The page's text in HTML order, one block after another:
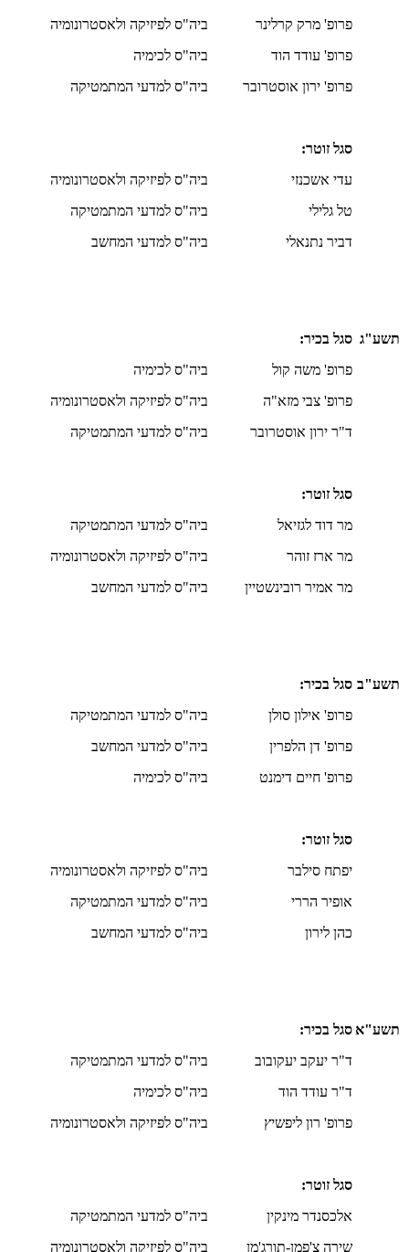
פרופ' מרק קרלינר
פרופ' עודד הוד
פרופ' ירון אוסטרובר
סגל זוטר:
עדי אשכנזי
טל גלילי
דביר נתנאלי
ביה"ס לפיזיקה ולאסטרונומיה
ביה"ס לכימיה
ביה"ס למדעי המתמטיקה
ביה"ס לפיזיקה ולאסטרונומיה
ביה"ס למדעי המתמטיקה
ביה"ס למדעי המחשב
תשע"ג סגל בכיר:
פרופ' משה קול
פרופ' צבי מזא"ה
ד"ר ירון אוסטרובר
סגל זוטר:
מר דוד לגזיאל
מר ארז זוהר
מר אמיר רובינשטיין
ביה"ס לכימיה
ביה"ס לפיזיקה ולאסטרונומיה
ביה"ס למדעי המתמטיקה
ביה"ס למדעי המתמטיקה
ביה"ס לפיזיקה ולאסטרונומיה
ביה"ס למדעי המחשב
תשע"ב סגל בכיר:
פרופ' אילון סולן
פרופ' דן הלפרין
פרופ' חיים דימנט
סגל זוטר:
יפתח סילבר
אופיר הררי
כהן לירון
ביה"ס למדעי המתמטיקה
ביה"ס למדעי המחשב
ביה"ס לכימיה
ביה"ס לפיזיקה ולאסטרונומיה
ביה"ס למדעי המתמטיקה
ביה"ס למדעי המחשב
תשע"א סגל בכיר:
ד"ר יעקב יעקובוב
ד"ר עודד הוד
פרופ' רון ליפשיץ
סגל זוטר:
אלכסנדר מינקין
שירה צ'פמן-תורג'מן
ביה"ס למדעי המתמטיקה
ביה"ס לכימיה
ביה"ס לפיזיקה ולאסטרונומיה
ביה"ס למדעי המתמטיקה
ביה"ס לפיזיקה ולאסטרונומיה